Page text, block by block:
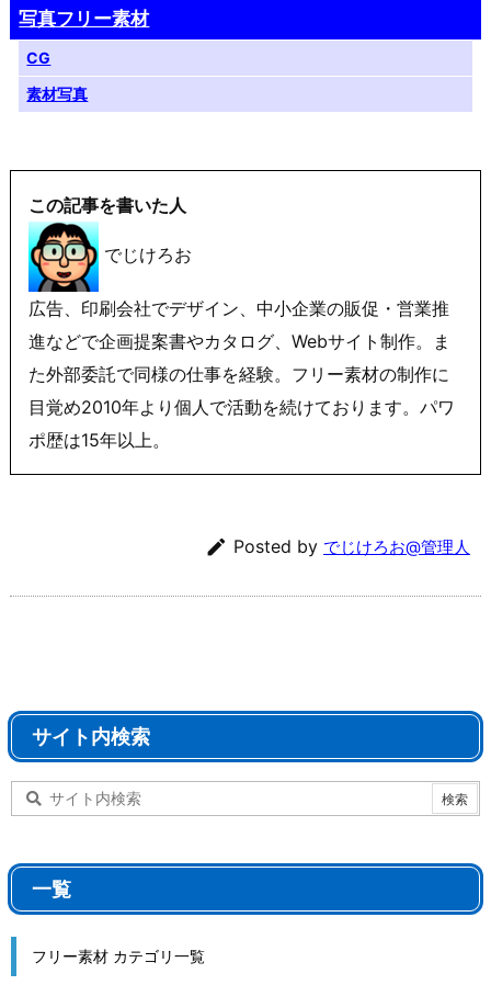
写真フリー素材
CG
素材写真
この記事を書いた人
でじけろお
広告、印刷会社でデザイン、中小企業の販促・営業推
進などで企画提案書やカタログ、Webサイト制作。ま
た外部委託で同様の仕事を経験。フリー素材の制作に
目覚め2010年より個人で活動を続けております。パワ
ポ歴は15年以上。
 Posted by でじけろお@管理人
サイト内検索
一覧
フリー素材 カテゴリ一覧